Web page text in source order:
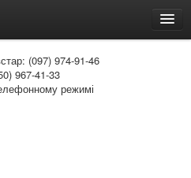
(097) 974-91-46
967-41-33
режимі